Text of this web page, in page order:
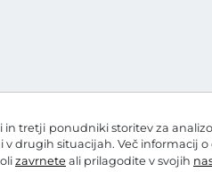
tretji ponudniki storitev za
drugih situacijah. Več informacij
zavrnete ali prilagodite v svojih